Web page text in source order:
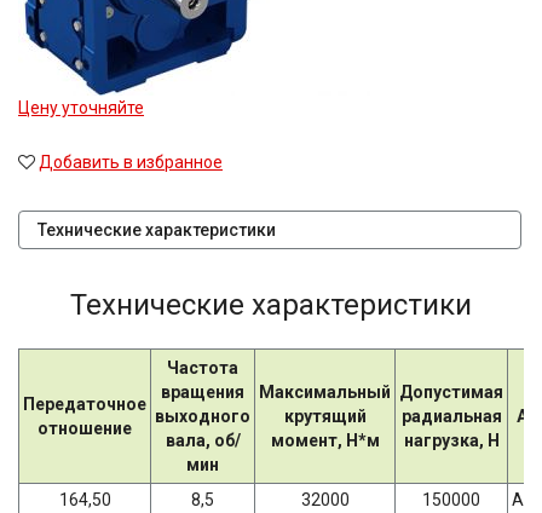
Цену уточняйте
Добавить в избранное
Технические характеристики
Технические характеристики
Передаточное
отношение
Частота
вращения
выходного
вала, об/
мин
Максимальный
крутящий
момент, Н*м
Допустимая
радиальная
нагрузка, Н
AD
164,50 8,5 32000 150000